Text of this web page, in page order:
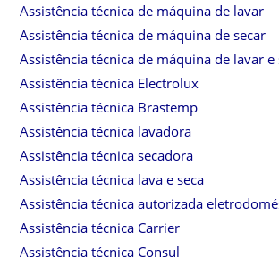
Assistência técnica de máquina de lavar
Assistência técnica de máquina de secar
Assistência técnica de máquina de lavar e
Assistência técnica Electrolux
Assistência técnica Brastemp
Assistência técnica lavadora
Assistência técnica secadora
Assistência técnica lava e seca
Assistência técnica autorizada
Assistência técnica Carrier
Assistência técnica Consul